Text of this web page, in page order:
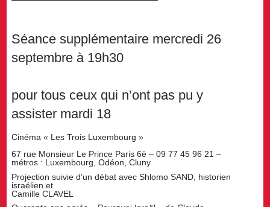
Séance supplémentaire mercredi 26
septembre à 19h30
pour tous ceux qui n’ont pas pu y
assister mardi 18
Cinéma « Les Trois Luxembourg »
67 rue Monsieur Le Prince Paris 6è – 09 77 45 96 21 –
métros : Luxembourg, Odéon, Cluny
Projection suivie d’un débat avec Shlomo SAND, historien
israélien et
Camille CLAVEL